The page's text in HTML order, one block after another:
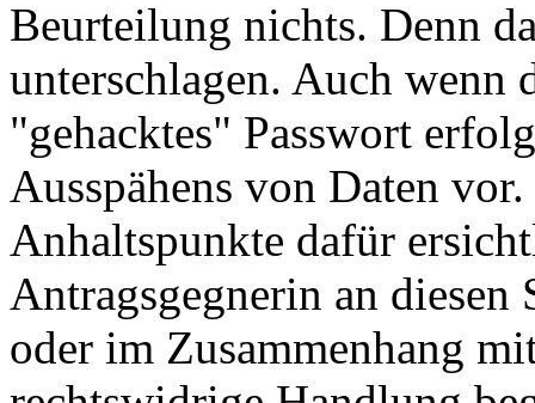
Beurteilung nichts. Denn
unterschlagen. Auch
"gehacktes" Passwort
Ausspähens von Daten
Anhaltspunkte dafür
Antragsgegnerin an diesen
oder im Zusammenhang